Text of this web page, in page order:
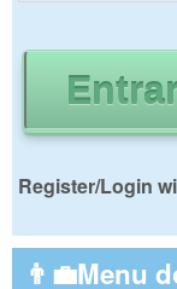
Register/Login
👨‍💼Menu